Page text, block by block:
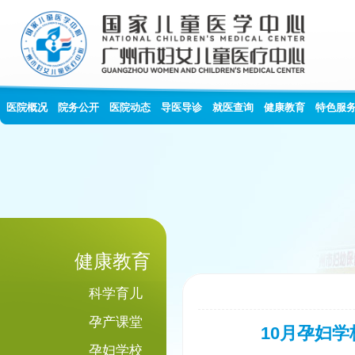
医院概况 院务公开 医院动态 导医导诊 就医查询 健康教育 特色服
健康教育
科学育儿
孕产课堂
孕妇学校
10月孕妇